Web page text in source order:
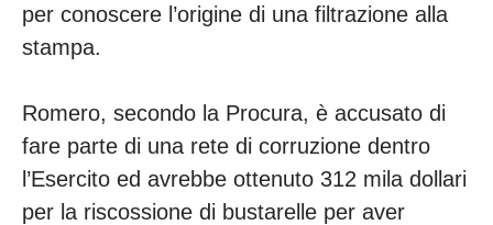
per conoscere l’origine di una filtrazione alla
stampa.
Romero, secondo la Procura, è accusato di
fare parte di una rete di corruzione dentro
l’Esercito ed avrebbe ottenuto 312 mila dollari
per la riscossione di bustarelle per aver